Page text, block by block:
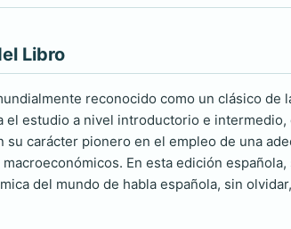
Libro
reconocido como un clásico
el estudio a nivel introductorio e
su carácter pionero en el empleo de una
En esta edición
del mundo de habla española, sin